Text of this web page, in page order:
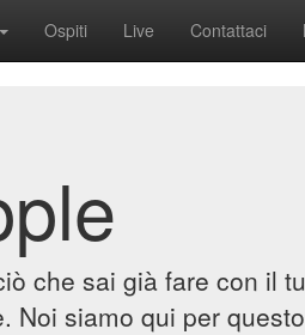
Ospiti Live Contattaci
che sai già fare con il
Noi siamo qui per